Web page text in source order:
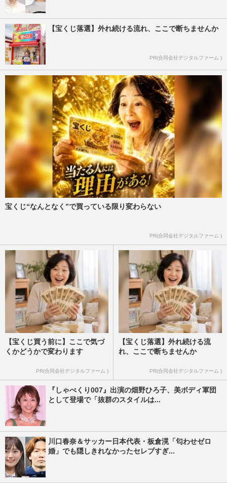
【宝くじ落選】外れ続ける流れ、ここで断ちませんか
PR(合同会社デジタルファーム )
宝くじ“なんとなく”で買っている限り変わらない
PR(合同会社デジタルファーム )
【宝くじ買う前に】ここで気づ
くかどうかで変わります
PR(合同会社デジタルファーム )
【宝くじ落選】外れ続ける流
れ、ここで断ちませんか
PR(合同会社デジタルファーム )
『しゃべくり007』出演の畑野ひろ子、美ボディ軍団
として登場で「抜群のスタイルは...
川口春奈＆サッカー日本代表・板倉滉「匂わせゼロ
婚」でも隠しきれなかったセレブすぎ...